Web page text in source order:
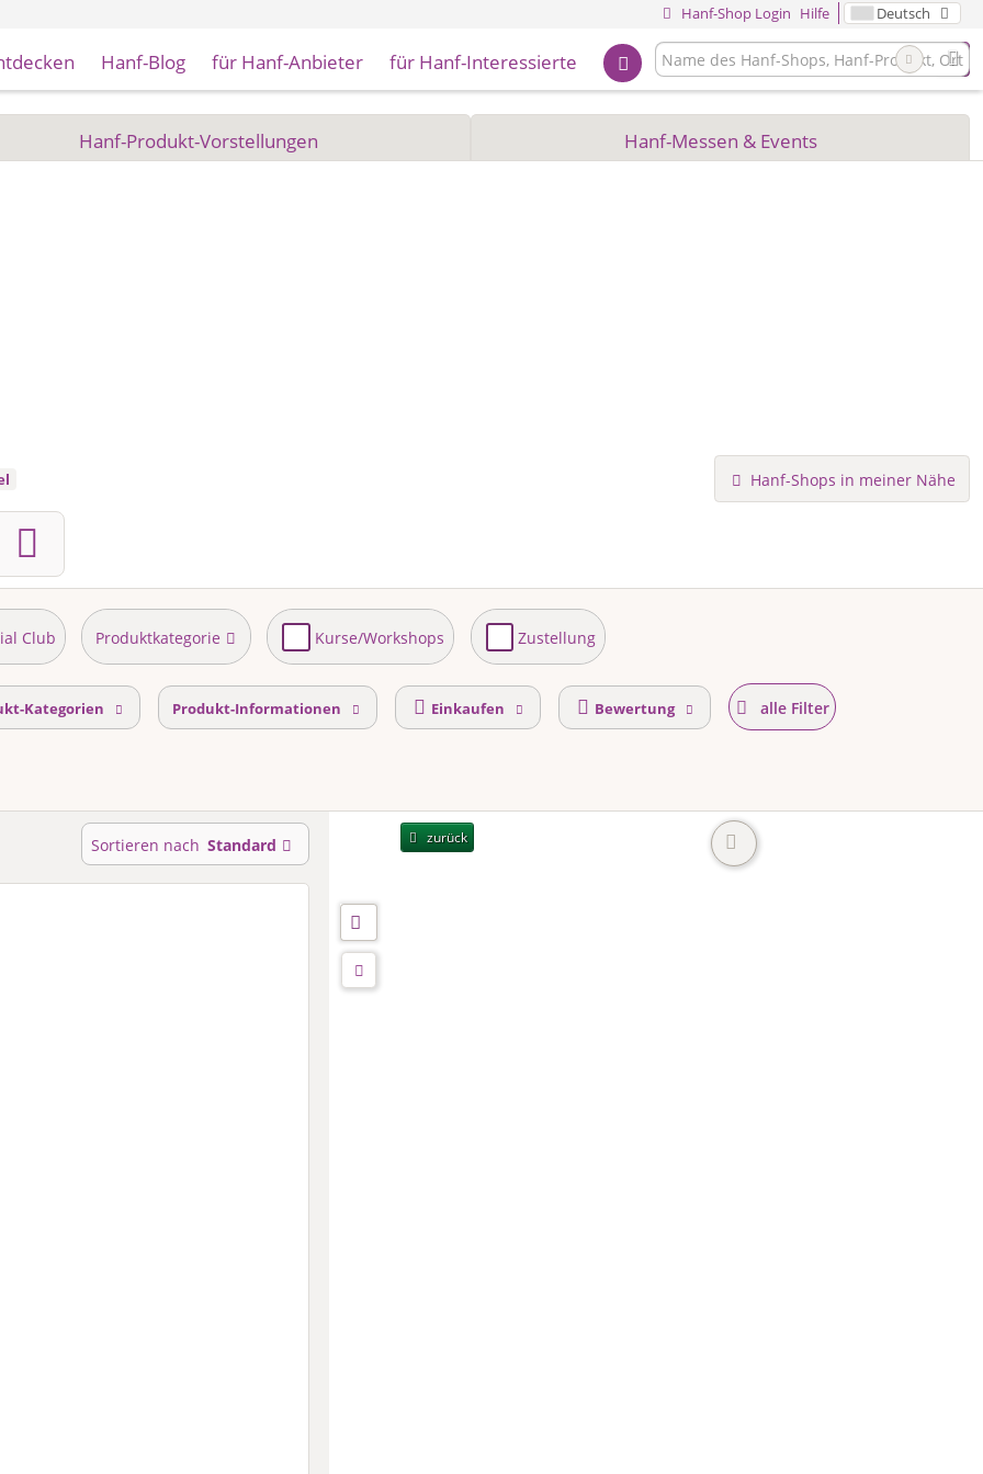
Hanf-Shop Login Hilfe Deutsch
Hanf-Blog für Hanf-Anbieter für Hanf-Interessierte
Hanf-Produkt-Vorstellungen Hanf-Messen & Events
Hanf-Shops in meiner Nähe
Club Produktkategorie Kurse/Workshops Zustellung
Kategorien Produkt-Informationen Einkaufen Bewertung alle Filter
Sortieren nach Standard zurück